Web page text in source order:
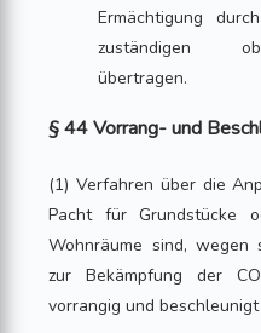
Ermächtigung
zuständigen
übertragen.
§ 44 Vorrang- und
(1) Verfahren über die
Pacht für Grundstücke
Wohnräume sind, wegen
zur Bekämpfung der
vorrangig und